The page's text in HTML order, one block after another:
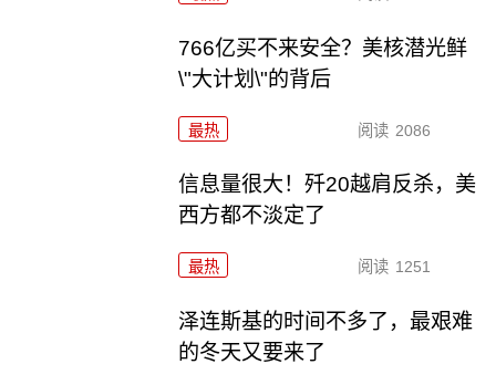
766亿买不来安全？美核潜光鲜
\"大计划\"的背后
最热 阅读 2086
信息量很大！歼20越肩反杀，美
西方都不淡定了
最热 阅读 1251
泽连斯基的时间不多了，最艰难
的冬天又要来了